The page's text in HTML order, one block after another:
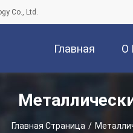
Co., Ltd.
Главная
Страница
О
Главная Страница /